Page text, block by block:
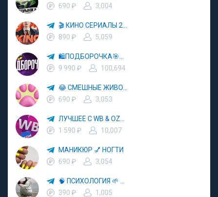
690 ₽
3,004
890 ₽
5,059
9 990 ₽
100,694
690 ₽
3,053
1 590 ₽
10,007
МАНИКЮР 💅 НОГТИ
690 ₽
3,054
390 ₽
1,005